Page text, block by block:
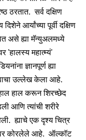
ठरतात. सर्व दक्षिण
आर्यांच्या पूर्वी दक्षिण
असे ह्या मॅन्युअलमध्ये
'हालस्य महात्म्यं'
ज्ञानपूर्ण ह्या
उल्लेख केला आहे.
हाल करून शिरच्छेद
आणि त्यांची शरीरे
ह्याचे एक दृश्य चित्र
कोरलेले आहे. ऑल्कॉट